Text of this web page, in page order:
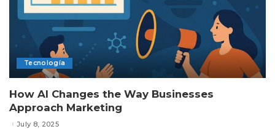
Tecnología
How AI Changes the Way Businesses
Approach Marketing
July 8, 2025